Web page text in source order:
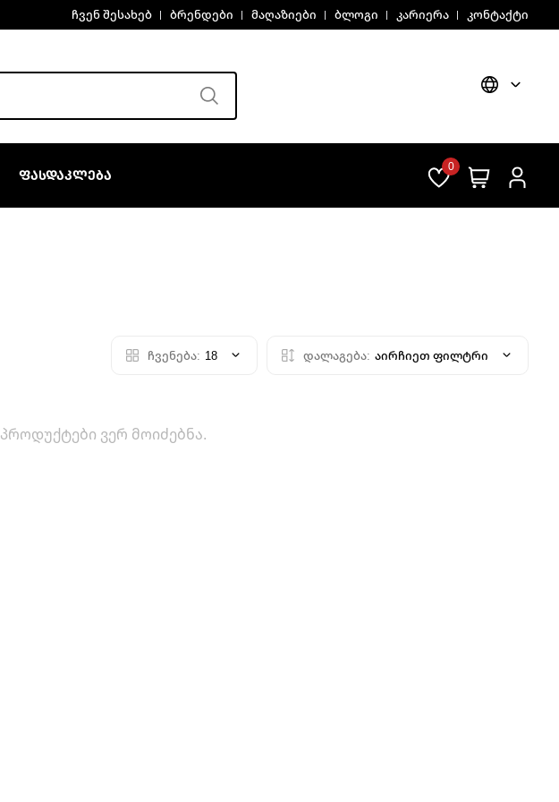
ჩვენ შესახებ ბრენდები მაღაზიები ბლოგი კარიერა კონტაქტი
ᲤᲐᲡᲓᲐᲙᲚᲔᲑᲐ
0
ჩვენება: 18 დალაგება: აირჩიეთ ფილტრი
პროდუქტები ვერ მოიძებნა.